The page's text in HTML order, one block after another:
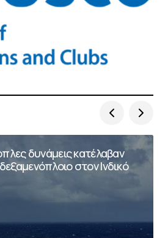
δυνάμεις κατέλαβαν
στον Ινδικό